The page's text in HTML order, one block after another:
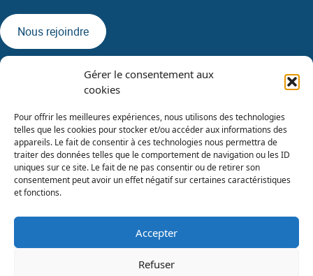
Gérer le consentement aux
cookies
Pour offrir les meilleures expériences, nous utilisons des technologies
telles que les cookies pour stocker et/ou accéder aux informations des
appareils. Le fait de consentir à ces technologies nous permettra de
traiter des données telles que le comportement de navigation ou les ID
uniques sur ce site. Le fait de ne pas consentir ou de retirer son
consentement peut avoir un effet négatif sur certaines caractéristiques
et fonctions.
Accepter
Refuser
Nous rejoindre
Catalogues de formations